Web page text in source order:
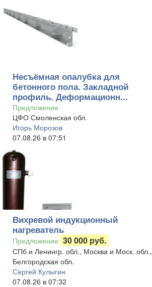
Несъёмная опалубка для
бетонного пола. Закладной
профиль. Деформационн...
Предложение
ЦФО Смоленская обл.
Игорь Морозов
07.08.26 в 07:51
Вихревой индукционный
нагреватель
Предложение 30 000 руб.
СПб и Ленингр. обл., Москва и Моск. обл.,
Белгородская обл.
Сергей Кулыгин
07.08.26 в 07:32